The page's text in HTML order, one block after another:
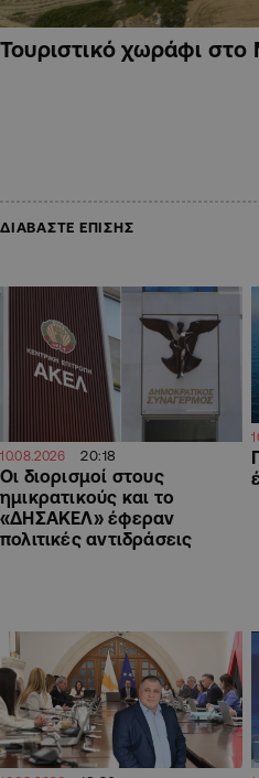
Τουριστικό χωράφι
ΔΙΑΒΑΣΤΕ ΕΠΙΣΗΣ
10.08.2026 20:18
Οι διορισμοί στους
ημικρατικούς και το
«ΔΗΣΑΚΕΛ» έφεραν
πολιτικές αντιδράσεις